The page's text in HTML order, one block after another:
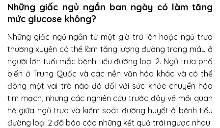
Những giấc ngủ ngắn ban ngày có làm tăng
mức glucose không?
Những giấc ngủ ngắn từ một giờ trở lên hoặc ngủ trưa
thường xuyên có thể làm tăng lượng đường trong máu ở
người lớn tuổi mắc bệnh tiểu đường loại 2. Ngủ trưa phổ
biến ở Trung Quốc và các nền văn hóa khác và có thể
đóng một vai trò nào đó đối với sức khỏe chuyển hóa
tim mạch, nhưng các nghiên cứu trước đây về mối quan
hệ giữa ngủ trưa và kiểm soát đường huyết ở bệnh tiểu
đường loại 2 đã báo cáo những kết quả trái ngược nhau.